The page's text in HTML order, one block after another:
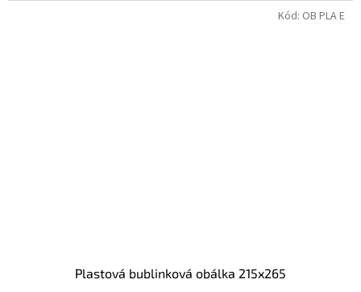
Plastová bublinková obálka 215x265
Kód: OB PLA E